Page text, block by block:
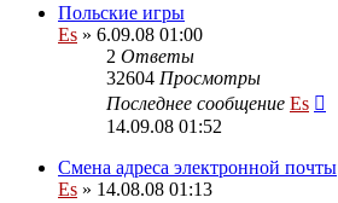
Польские игры
Es » 6.09.08 01:00
2 Ответы
32604 Просмотры
Последнее сообщение Es
14.09.08 01:52
Смена адреса электронной почты
Es » 14.08.08 01:13